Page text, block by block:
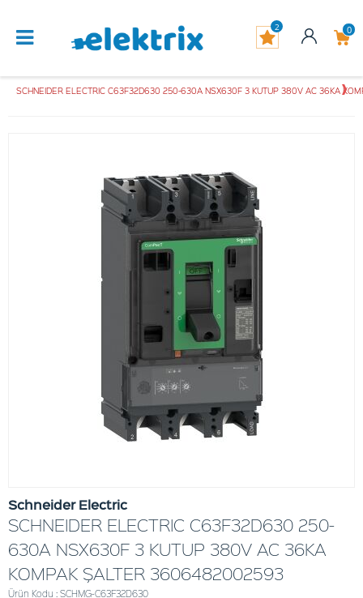
0
2
SCHNEIDER ELECTRIC C63F32D630 250-630A NSX630F 3 KUTUP 380V AC 36KA
Schneider Electric
SCHNEIDER ELECTRIC C63F32D630 250-
630A NSX630F 3 KUTUP 380V AC 36KA
KOMPAK ŞALTER 3606482002593
Ürün Kodu : SCHMG-C63F32D630